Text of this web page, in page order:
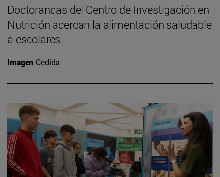
Doctorandas del Centro de Investigación en
Nutrición acercan la alimentación saludable
a escolares
Imagen Cedida